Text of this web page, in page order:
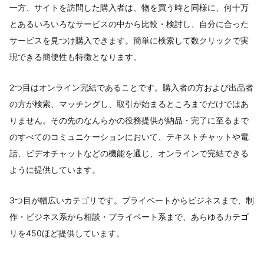
一方、サイトを訪問した購入者は、物を買う時と同様に、何十万
とあるいろいろなサービスの中から比較・検討し、自分に合った
サービスを見つけ購入できます。簡単に検索して数クリックで実
現できる簡便性も特徴となります。
2つ目はオンライン完結であることです。購入者の方および出品者
の方が検索、マッチングし、取引が始まるところまでだけではあ
りません。その先のなんらかの役務提供が納品・完了に至るまで
のすべてのコミュニケーションにおいて、テキストチャットや電
話、ビデオチャットなどの機能を通じ、オンラインで完結できる
ように提供しています。
3つ目が幅広いカテゴリです。プライベートからビジネスまで、制
作・ビジネス系から相談・プライベート系まで、あらゆるカテゴ
リを450ほど提供しています。